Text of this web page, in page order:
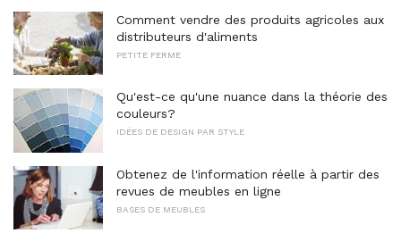
Comment vendre des produits agricoles aux
distributeurs d'aliments
PETITE FERME
Qu'est-ce qu'une nuance dans la théorie des
couleurs?
IDÉES DE DESIGN PAR STYLE
Obtenez de l'information réelle à partir des
revues de meubles en ligne
BASES DE MEUBLES